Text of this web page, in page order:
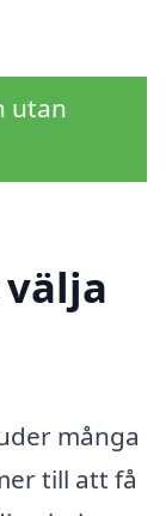
utan
många
till att få